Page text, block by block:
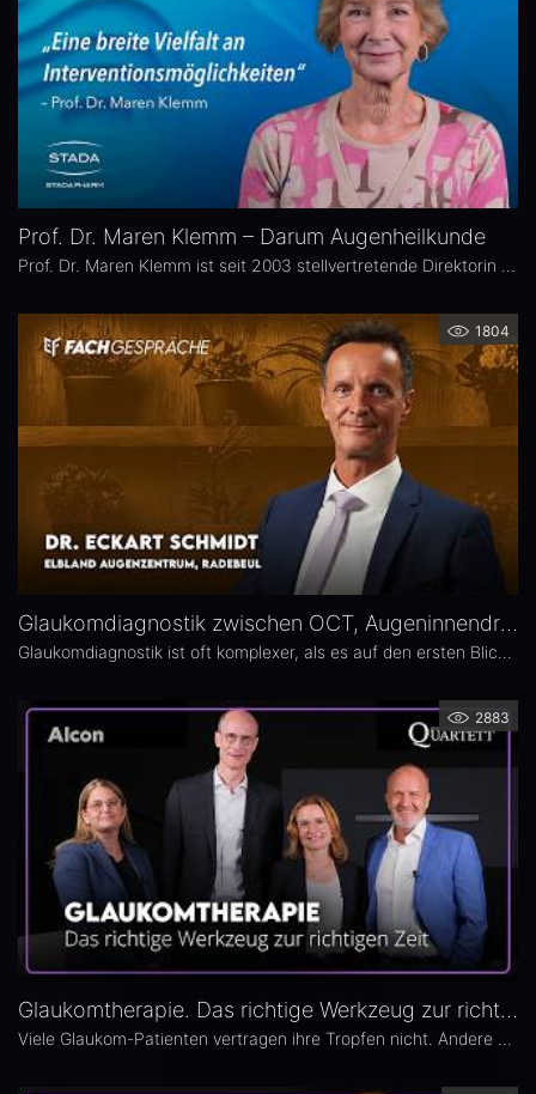
Prof. Dr. Maren Klemm – Darum Augenheilkunde
Prof. Dr. Maren Klemm ist seit 2003 stellvertretende Direktorin der Universitäts-Augenklinik Hamburg Eppendorf und leitet dort den Bereich Glaukom. Ihr Schwerpunkt liegt auf der Chirurgie des gesamten vorderen Augenabschnittes, insbesondere der Glaukom-, refraktiven und Hornhaut-Chirurgie.
1804
Glaukomdiagnostik zwischen OCT, Augeninnendruck und Gesichtsfeld – Dr. Eckart Schmidt
2883
Glaukomtherapie. Das richtige Werkzeug zur richtigen Zeit – Das 26. Ophthalmologische Quartett